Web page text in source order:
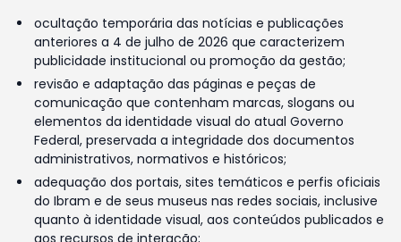
ocultação temporária das notícias e publicações
anteriores a 4 de julho de 2026 que caracterizem
publicidade institucional ou promoção da gestão;
revisão e adaptação das páginas e peças de
comunicação que contenham marcas, slogans ou
elementos da identidade visual do atual Governo
Federal, preservada a integridade dos documentos
administrativos, normativos e históricos;
adequação dos portais, sites temáticos e perfis oficiais
do Ibram e de seus museus nas redes sociais, inclusive
quanto à identidade visual, aos conteúdos publicados e